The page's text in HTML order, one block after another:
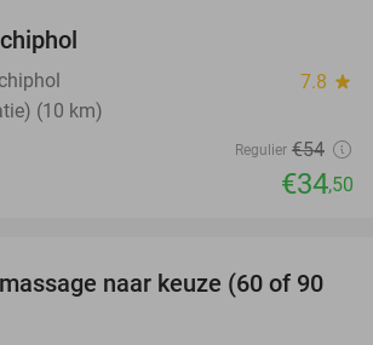
7.8 star
(10 km)
Regulier €54
€34,50
40%
naar keuze (60 of 90